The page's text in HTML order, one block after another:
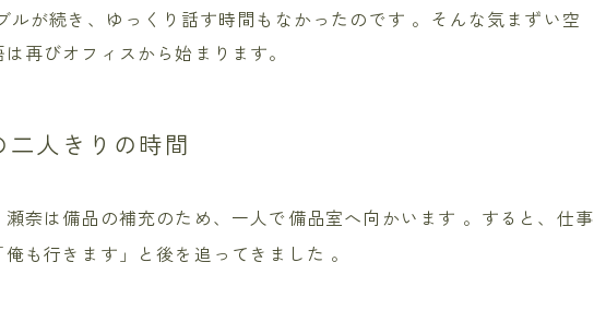
ルが続き、ゆっくり話す時間もなかったのです 。そんな気まずい空
再びオフィスから始まります。
二人きりの時間
奈は備品の補充のため、一人で備品室へ向かいます 。すると、仕事
も行きます」と後を追ってきました 。